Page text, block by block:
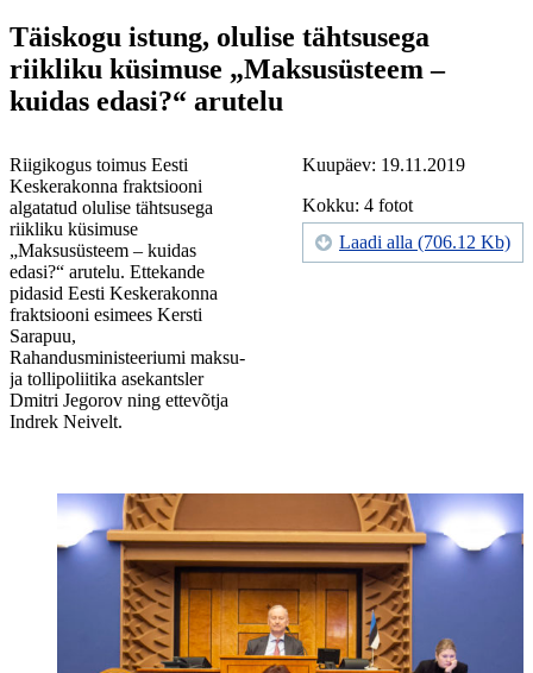
Täiskogu istung, olulise tähtsusega
riikliku küsimuse „Maksusüsteem –
kuidas edasi?“ arutelu
Kuupäev: 19.11.2019
Kokku: 4 fotot
Laadi alla (706.12 Kb)
Riigikogus toimus Eesti
Keskerakonna fraktsiooni
algatatud olulise tähtsusega
riikliku küsimuse
„Maksusüsteem – kuidas
edasi?“ arutelu. Ettekande
pidasid Eesti Keskerakonna
fraktsiooni esimees Kersti
Sarapuu,
Rahandusministeeriumi maksu-
ja tollipoliitika asekantsler
Dmitri Jegorov ning ettevõtja
Indrek Neivelt.